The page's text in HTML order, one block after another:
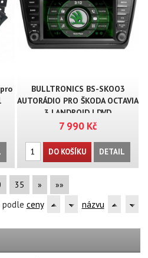
BULLTRONICS BS-SKOO3
AUTORÁDIO PRO ŠKODA OCTAVIA
3 | ANDROID | DVD
7 990 Kč
DO KOŠÍKU DETAIL
35 » »»
podle ceny názvu